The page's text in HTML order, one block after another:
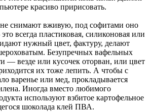
красиво пририсовать.
снимают вживую, под софитами оно
всегда пластиковая, силиконовая или
нужный цвет, фактуру, делают
Безупречных вафельных
— везде или кусочек оторван, или цвет
их тоже лепить. А чтобы с
варенье или мед, прокладывается
Иногда вместо любимого
используют взбитое картофельное
шоколада клей ПВА.